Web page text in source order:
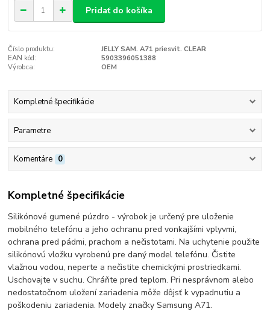
Pridať do košíka
Číslo produktu:
JELLY SAM. A71 priesvit. CLEAR
EAN kód:
5903396051388
Výrobca:
OEM
Kompletné špecifikácie
Parametre
Komentáre 0
Kompletné špecifikácie
Silikónové gumené púzdro - výrobok je určený pre uloženie
mobilného telefónu a jeho ochranu pred vonkajšími vplyvmi,
ochrana pred pádmi, prachom a nečistotami. Na uchytenie použite
silikónovú vložku vyrobenú pre daný model telefónu. Čistite
vlažnou vodou, neperte a nečistite chemickými prostriedkami.
Uschovajte v suchu. Chráňte pred teplom. Pri nesprávnom alebo
nedostatočnom uložení zariadenia môže dôjsť k vypadnutiu a
poškodeniu zariadenia. Modely značky Samsung A71.